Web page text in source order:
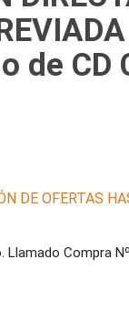
de CD
DE OFERTAS
Llamado Compra